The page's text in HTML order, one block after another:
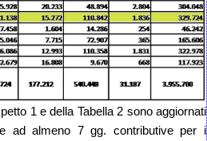
1 e della Tabella 2 sono aggiornati
ad almeno 7 gg. contributive per i